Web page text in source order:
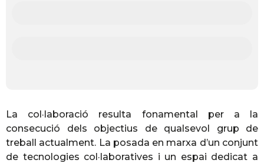
La col·laboració resulta fonamental per a la
consecució dels objectius de qualsevol grup de
treball actualment. La posada en marxa d’un conjunt
de tecnologies col·laboratives i un espai dedicat a